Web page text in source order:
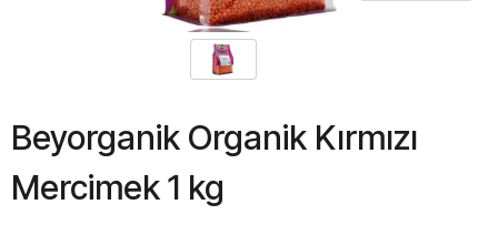
Beyorganik Organik Kırmızı
Mercimek 1 kg